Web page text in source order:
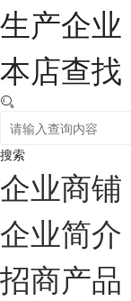
生产企业
本店查找
搜索
企业商铺
企业简介
招商产品